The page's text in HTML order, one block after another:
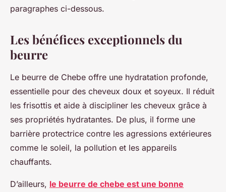
paragraphes ci-dessous.
Les bénéfices exceptionnels du
beurre
Le beurre de Chebe offre une hydratation profonde,
essentielle pour des cheveux doux et soyeux. Il réduit
les frisottis et aide à discipliner les cheveux grâce à
ses propriétés hydratantes. De plus, il forme une
barrière protectrice contre les agressions extérieures
comme le soleil, la pollution et les appareils
chauffants.
D’ailleurs, le beurre de chebe est une bonne